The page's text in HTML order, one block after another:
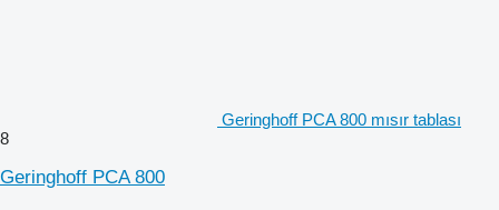
Geringhoff PCA 800 mısır tablası
8
Geringhoff PCA 800